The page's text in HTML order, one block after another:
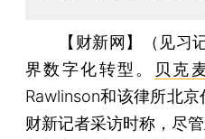
【财新网】（见习
界数字化转型。
贝克
Rawlinson和该律所北
财新记者采访时称，尽